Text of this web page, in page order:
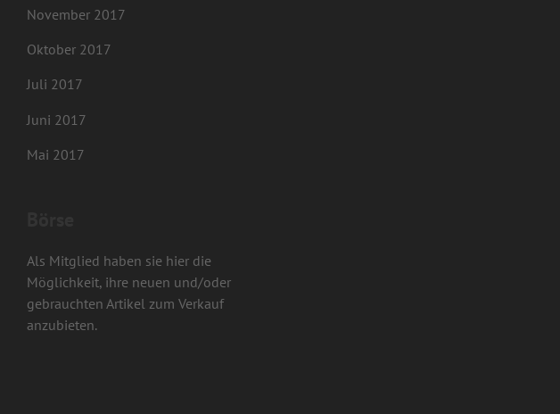
November 2017
Oktober 2017
Juli 2017
Juni 2017
Mai 2017
Als Mitglied haben sie hier die
Möglichkeit, ihre neuen und/oder
gebrauchten Artikel zum Verkauf
anzubieten.